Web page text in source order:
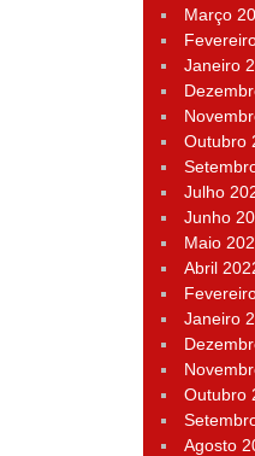
Março
Janeiro
Outubro
Julho
Junho
Maio
Abril
Janeiro
Outubro
Agosto